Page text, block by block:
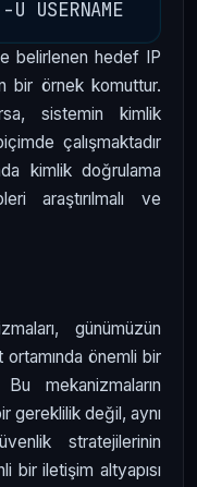
belirlenen hedef IP
bir örnek komuttur.
sistemin kimlik
çalışmaktadır
kimlik doğrulama
araştırılmalı ve
günümüzün
önemli bir
mekanizmaların
gereklilik değil, aynı
stratejilerinin
bir iletişim altyapısı